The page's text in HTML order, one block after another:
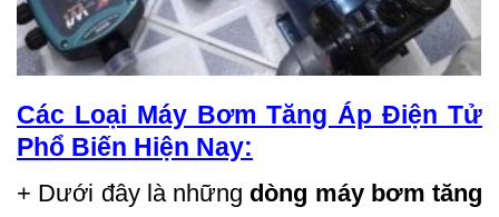
Các Loại Máy Bơm Tăng Áp Điện Tử
Phổ Biến Hiện Nay:
+ Dưới đây là những dòng máy bơm tăng